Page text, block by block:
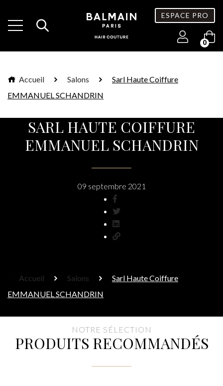
ESPACE PRO
0
Accueil Salons
Sarl Haute Coiffure
EMMANUEL SCHANDRIN
SARL HAUTE COIFFURE
EMMANUEL SCHANDRIN
09 septembre 2021
Accueil Salons
Sarl Haute Coiffure
EMMANUEL SCHANDRIN
NOTRE SÉLECTION
PRODUITS RECOMMANDÉS